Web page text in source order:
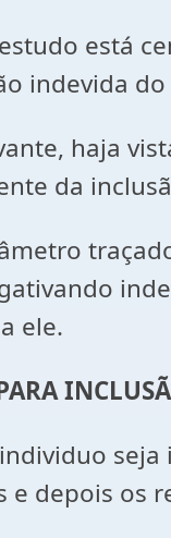
está
indevida
haja
da
ele.
e depois os